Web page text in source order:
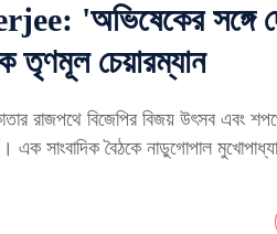
'অভিষেকের সঙ্গে
তৃণমূল চেয়ারম্যান
বিজেপির বিজয় উৎসব এবং
সাংবাদিক বৈঠকে নাড়ুগোপাল